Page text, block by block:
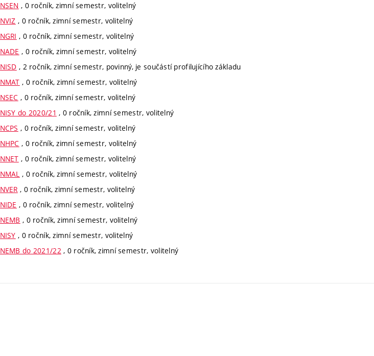
NSEN , 0 ročník, zimní semestr, volitelný
NVIZ , 0 ročník, zimní semestr, volitelný
NGRI , 0 ročník, zimní semestr, volitelný
NADE , 0 ročník, zimní semestr, volitelný
NISD , 2 ročník, zimní semestr, povinný, je součástí profilujícího základu
NMAT , 0 ročník, zimní semestr, volitelný
NSEC , 0 ročník, zimní semestr, volitelný
NISY do 2020/21 , 0 ročník, zimní semestr, volitelný
NCPS , 0 ročník, zimní semestr, volitelný
NHPC , 0 ročník, zimní semestr, volitelný
NNET , 0 ročník, zimní semestr, volitelný
NMAL , 0 ročník, zimní semestr, volitelný
NVER , 0 ročník, zimní semestr, volitelný
NIDE , 0 ročník, zimní semestr, volitelný
NEMB , 0 ročník, zimní semestr, volitelný
NISY , 0 ročník, zimní semestr, volitelný
NEMB do 2021/22, 0 ročník, zimní semestr, volitelný